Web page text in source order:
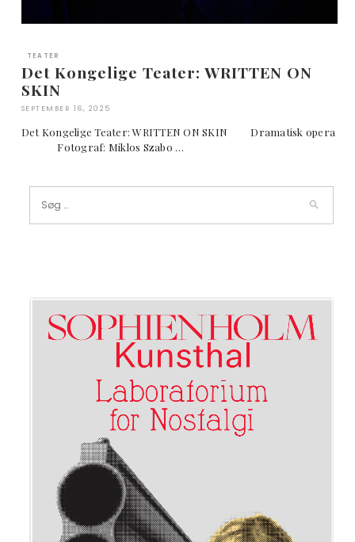
TEATER
Det Kongelige Teater: WRITTEN ON
SKIN
SEPTEMBER 16, 2025
Det Kongelige Teater: WRITTEN ON SKIN Dramatisk opera
Fotograf: Miklos Szabo …